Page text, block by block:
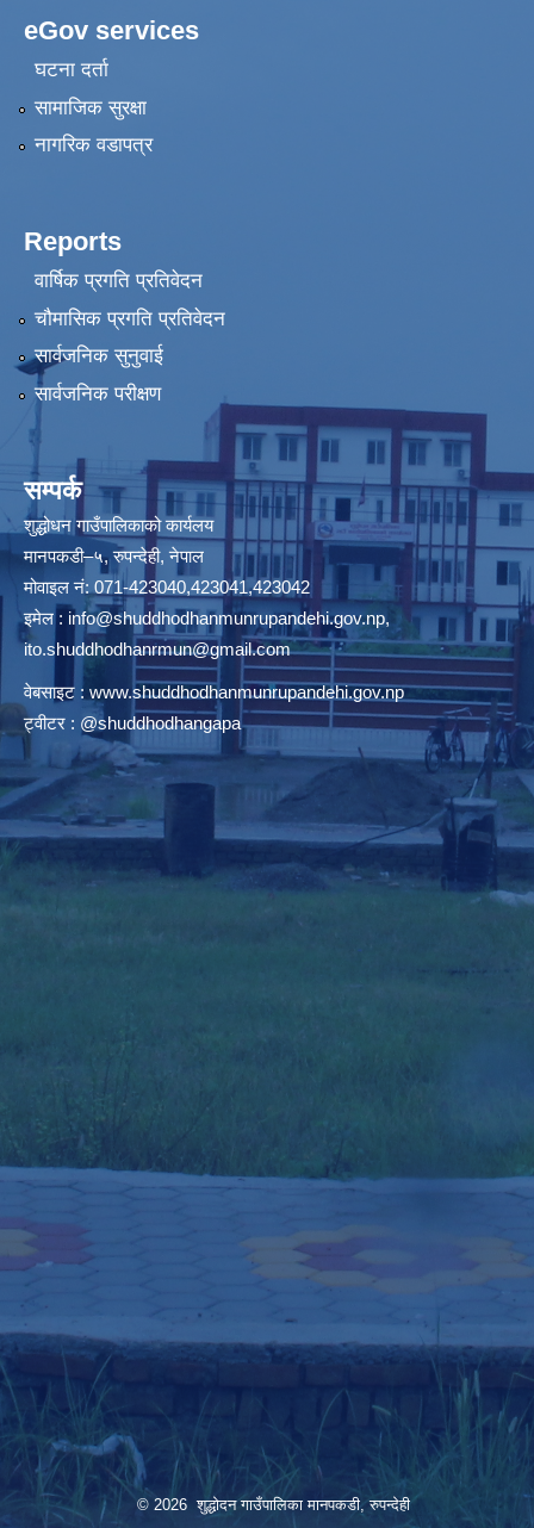
eGov services
घटना दर्ता
सामाजिक सुरक्षा
नागरिक वडापत्र
Reports
वार्षिक प्रगति प्रतिवेदन
चौमासिक प्रगति प्रतिवेदन
सार्वजनिक सुनुवाई
सार्वजनिक परीक्षण
सम्पर्क
शुद्धोधन गाउँपालिकाको कार्यलय
मानपकडी–५, रुपन्देही, नेपाल
मोवाइल नं: 071-423040,423041,423042
इमेल : info@shuddhodhanmunrupandehi.gov.np,
ito.shuddhodhanrmun@gmail.com
वेबसाइट : www.shuddhodhanmunrupandehi.gov.np
ट्वीटर : @shuddhodhangapa
© 2026 शुद्धोदन गाउँपालिका मानपकडी, रुपन्देही